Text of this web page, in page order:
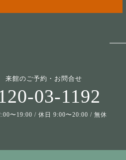
来館のご予約・お問合せ
03-1192
〜19:00 / 休日 9:00〜20:00 / 無休